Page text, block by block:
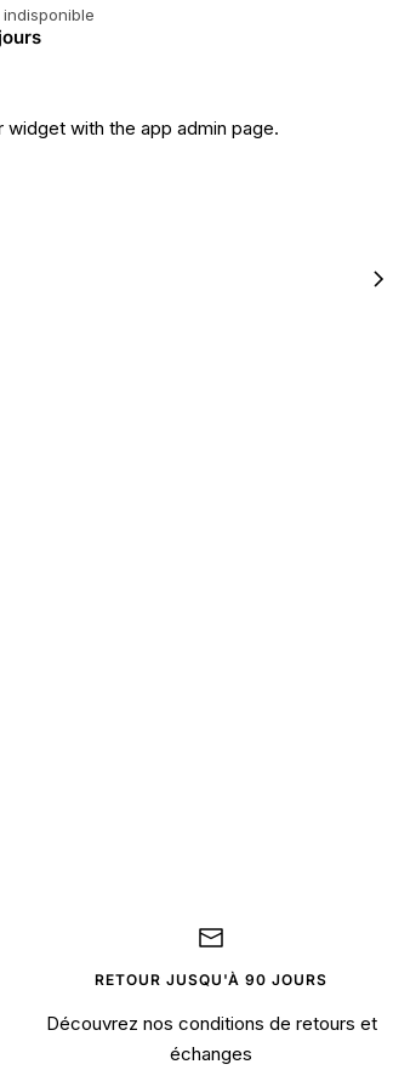
with the app admin page.
RETOUR JUSQU'À 90 JOURS
Découvrez nos conditions de retours et
échanges